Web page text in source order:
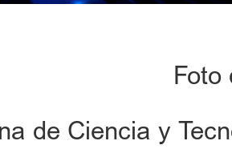
Foto
de Ciencia y